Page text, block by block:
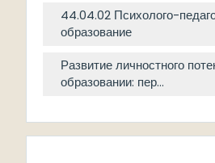
44.04.02 Психолого-
образование
Развитие личностного
образовании: пер...